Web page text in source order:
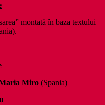
montată în baza textului
Miro (Spania)